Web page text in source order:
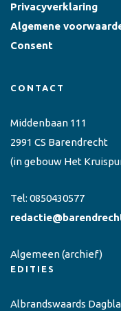
Privacyverklaring
Algemene
Consent
CONTACT
Middenbaan 111
2991 CS Barendrecht
(in gebouw Het
Tel: 0850430577
Algemeen(archief)
EDITIES
Albrandswaards